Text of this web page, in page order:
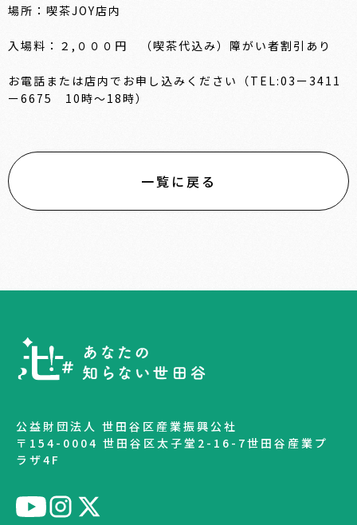
場所：喫茶JOY店内
入場料：２,０００円 （喫茶代込み）障がい者割引あり
お電話または店内でお申し込みください（TEL:03ー3411
ー6675 10時～18時）
一覧に戻る
公益財団法人 世田谷区産業振興公社
〒154-0004 世田谷区太子堂2-16-7世田谷産業プ
ラザ4F